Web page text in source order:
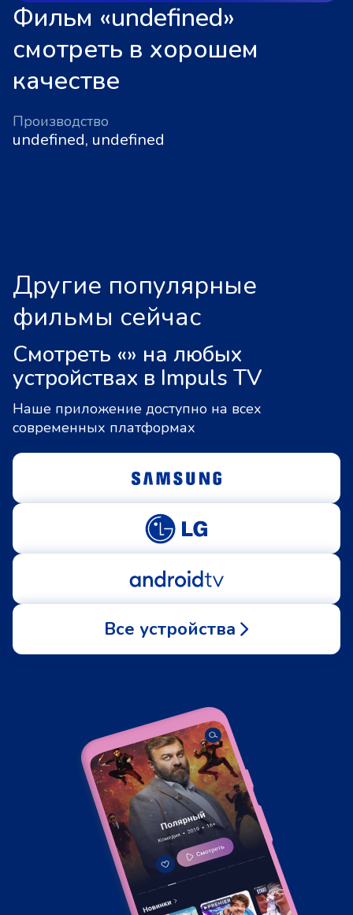
Фильм «undefined»
смотреть в хорошем
качестве
Производство
undefined, undefined
Другие популярные
фильмы сейчас
Смотреть «» на любых
устройствах в Impuls TV
Наше приложение доступно на всех
современных платформах
Все устройства